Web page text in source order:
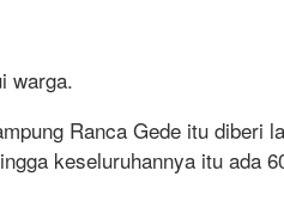
warga.
Ranca Gede itu diberi
keseluruhannya itu ada